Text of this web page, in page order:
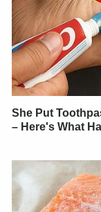
She Put
– Here's What